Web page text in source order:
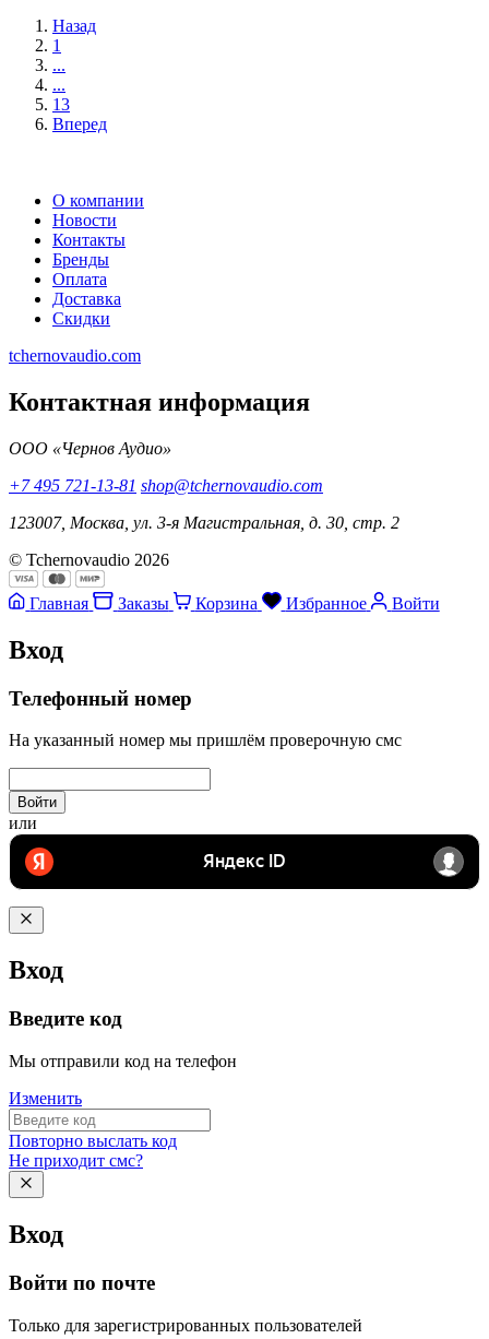
Назад
1
...
...
13
Вперед
О компании
Новости
Контакты
Бренды
Оплата
Доставка
Скидки
tchernovaudio.com
Контактная информация
ООО «Чернов Аудио»
+7 495 721-13-81 shop@tchernovaudio.com
123007, Москва, ул. 3-я Магистральная, д. 30, стр. 2
© Tchernovaudio 2026
Главная Заказы Корзина Избранное Войти
Вход
Телефонный номер
На указанный номер мы пришлём проверочную смс
Войти
или
Вход
Введите код
Мы отправили код на телефон
Изменить
Повторно выслать код
Не приходит смс?
Вход
Войти по почте
Только для зарегистрированных пользователей